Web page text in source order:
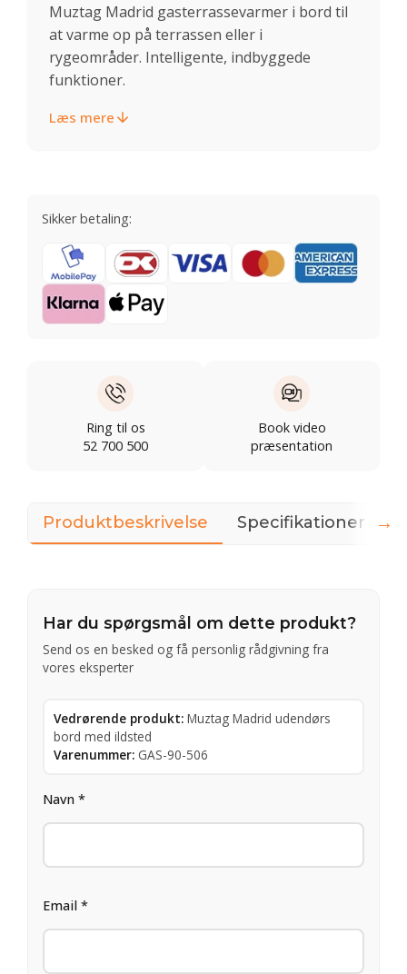
Muztag Madrid gasterrassevarmer i bord til
at varme op på terrassen eller i
rygeområder. Intelligente, indbyggede
funktioner.
Læs mere
Sikker betaling:
Ring til os
52 700 500
Book video
præsentation
Produktbeskrivelse Specifikationer
Har du spørgsmål om dette produkt?
Send os en besked og få personlig rådgivning fra
vores eksperter
Vedrørende produkt: Muztag Madrid udendørs
bord med ildsted
Varenummer: GAS-90-506
Navn *
Email *
→